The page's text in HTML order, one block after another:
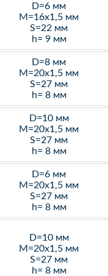
D=6 мм
M=16х1,5 мм
S=22 мм
h= 9 мм
D=8 мм
M=20х1,5 мм
S=27 мм
h= 8 мм
D=10 мм
M=20х1,5 мм
S=27 мм
h= 8 мм
D=6 мм
M=20х1,5 мм
S=27 мм
h= 8 мм
D=10 мм
M=20х1,5 мм
S=27 мм
h= 8 мм